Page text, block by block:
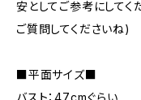
安としてご参考にして
ご質問してくださいね)
■平面サイズ■
バスト：47cmぐらい